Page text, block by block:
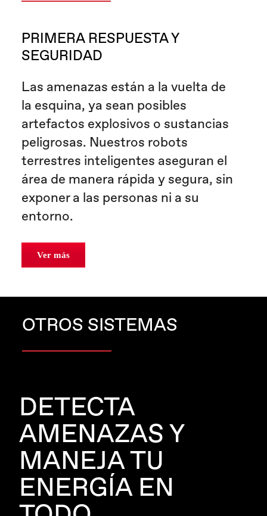
PRIMERA RESPUESTA Y
SEGURIDAD
Las amenazas están a la vuelta de
la esquina, ya sean posibles
artefactos explosivos o sustancias
peligrosas. Nuestros robots
terrestres inteligentes aseguran el
área de manera rápida y segura, sin
exponer a las personas ni a su
entorno.
Ver más
OTROS SISTEMAS
DETECTA
AMENAZAS Y
MANEJA TU
ENERGÍA EN